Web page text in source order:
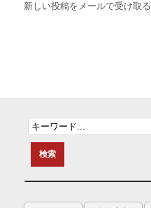
新しい投稿をメールで受け取る